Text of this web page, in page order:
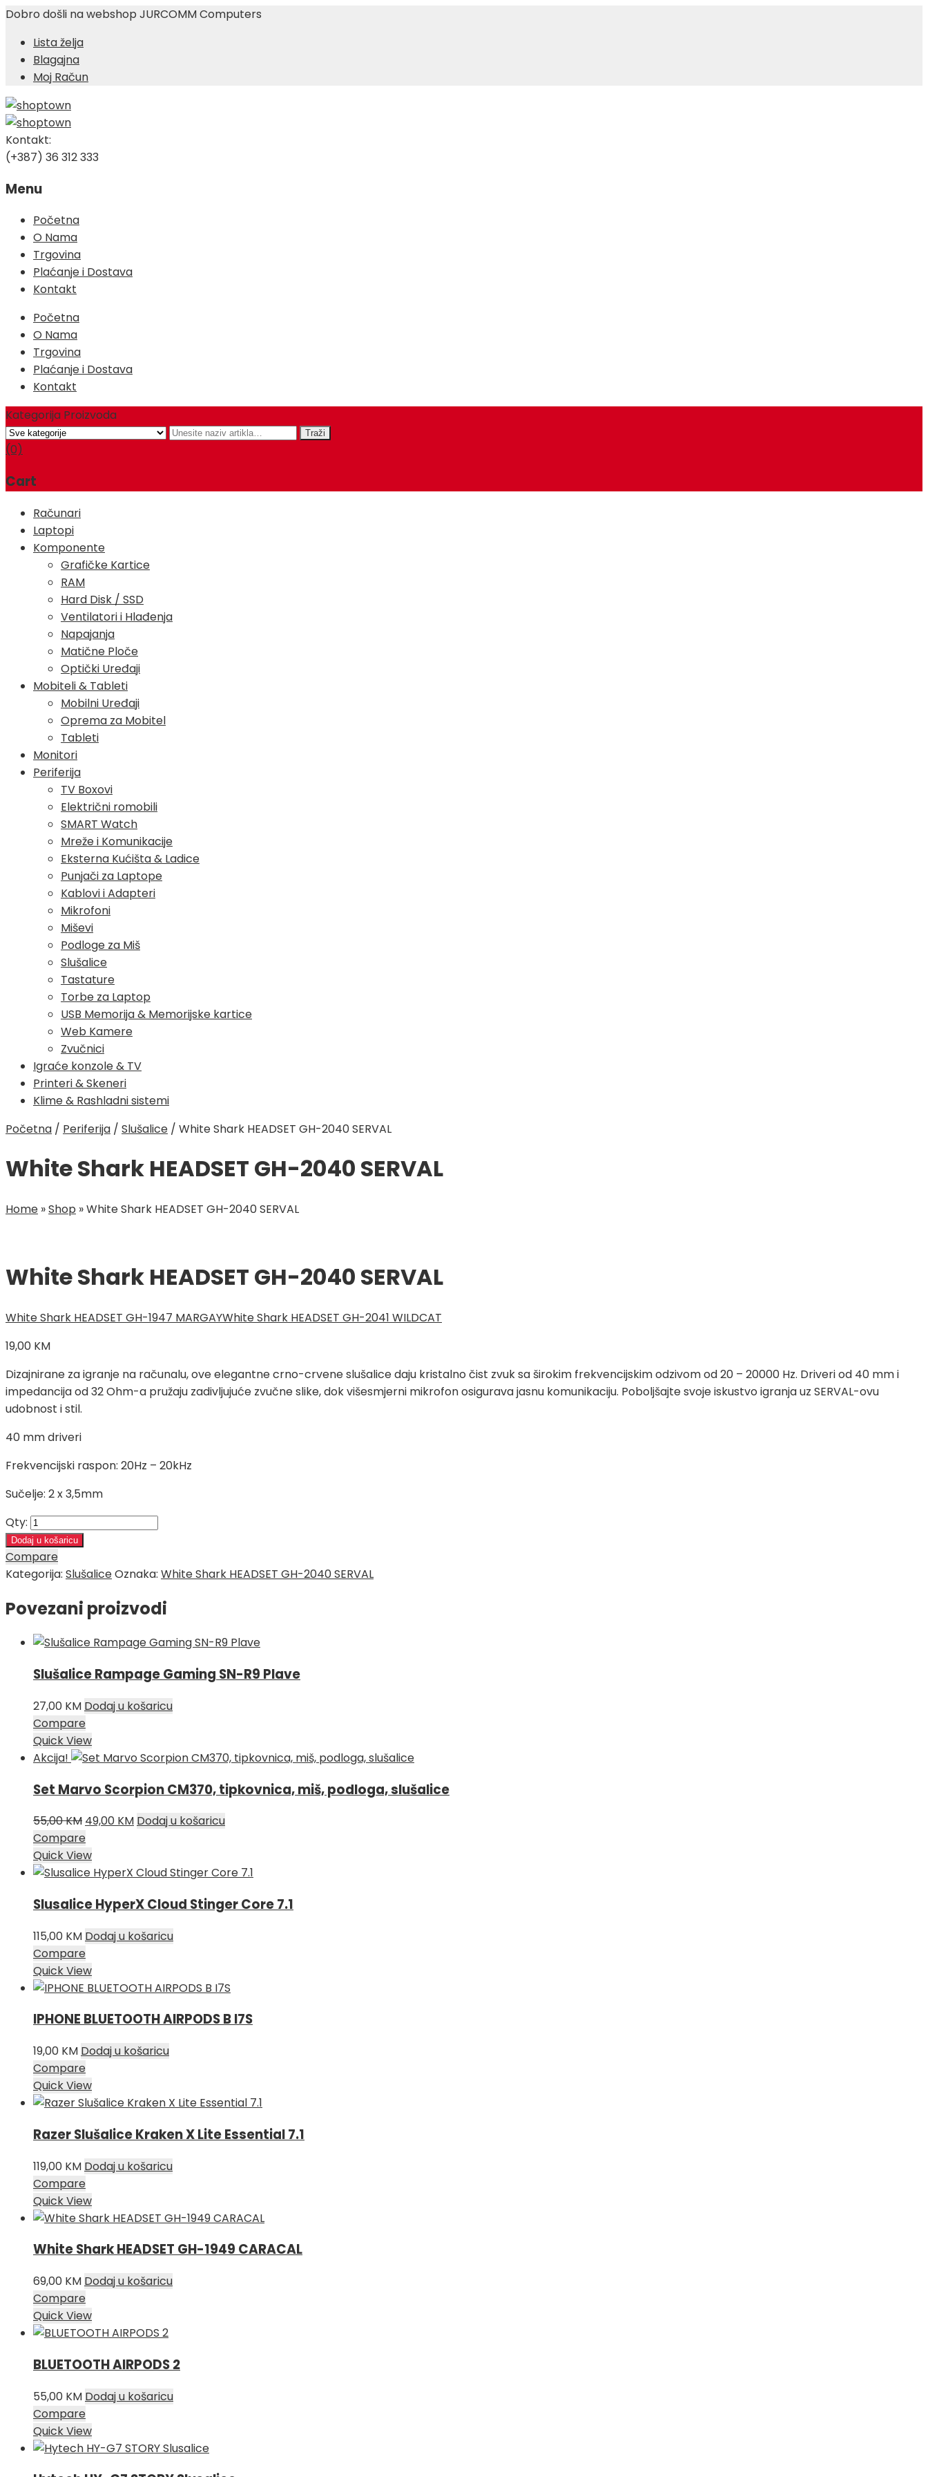
Dobro došli na webshop JURCOMM Computers
Lista želja
Blagajna
Moj Račun
Kontakt:
(+387) 36 312 333
Menu
Skip
content
Početna
O Nama
Trgovina
Plaćanje i Dostava
Kontakt
Početna
O Nama
Trgovina
Plaćanje i Dostava
Kontakt
Kategorija Proizvoda
(0)
Cart
Računari
Laptopi
Komponente
Grafičke Kartice
RAM
Hard Disk / SSD
Ventilatori i Hlađenja
Napajanja
Matične Ploče
Optički Uređaji
Mobiteli & Tableti
Mobilni Uređaji
Oprema za Mobitel
Tableti
Monitori
Periferija
TV Boxovi
Električni romobili
SMART Watch
Mreže i Komunikacije
Eksterna Kućišta & Ladice
Punjači za Laptope
Kablovi i Adapteri
Mikrofoni
Miševi
Podloge za Miš
Slušalice
Tastature
Torbe za Laptop
USB Memorija & Memorijske kartice
Web Kamere
Zvučnici
Igraće konzole & TV
Printeri & Skeneri
Klime & Rashladni sistemi
Početna / Periferija / Slušalice / White Shark HEADSET GH-2040 SERVAL
White Shark HEADSET GH-2040 SERVAL
Home »Shop »White Shark HEADSET GH-2040 SERVAL
White Shark HEADSET GH-2040 SERVAL
White Shark HEADSET GH-1947 MARGAYWhite Shark HEADSET GH-2041 WILDCAT
19,00 KM
Dizajnirane za igranje na računalu, ove elegantne crno-crvene slušalice daju kristalno čist zvuk sa širokim frekvencijskim odzivom od 20 – 20000 Hz. Driveri od 40 mm i
impedancija od 32 Ohm-a pružaju zadivljujuće zvučne slike, dok višesmjerni mikrofon osigurava jasnu komunikaciju. Poboljšajte svoje iskustvo igranja uz SERVAL-ovu
udobnost i stil.
40 mm driveri
Frekvencijski raspon: 20Hz – 20kHz
Sučelje: 2 x 3,5mm
Qty:
Dodaj u košaricu
Compare
Kategorija: SlušaliceOznaka: White Shark HEADSET GH-2040 SERVAL
Povezani proizvodi
Slušalice Rampage Gaming SN-R9 Plave
27,00 KM Dodaj u košaricu
Compare
Quick View
Akcija!
Set Marvo Scorpion CM370, tipkovnica, miš, podloga, slušalice
55,00KM Izvorna
cijena
bila
je:
49,00 KMTrenutna
49,00 KM.
Dodaj u košaricu
Compare
Quick View
Slusalice HyperX Cloud Stinger Core 7.1
115,00 KM Dodaj u košaricu
Compare
Quick View
IPHONE BLUETOOTH AIRPODS B I7S
19,00 KM Dodaj u košaricu
Compare
Quick View
Razer Slušalice Kraken X Lite Essential 7.1
119,00 KM Dodaj u košaricu
Compare
Quick View
White Shark HEADSET GH-1949 CARACAL
69,00 KM Dodaj u košaricu
Compare
Quick View
BLUETOOTH AIRPODS 2
55,00 KM Dodaj u košaricu
Compare
Quick View